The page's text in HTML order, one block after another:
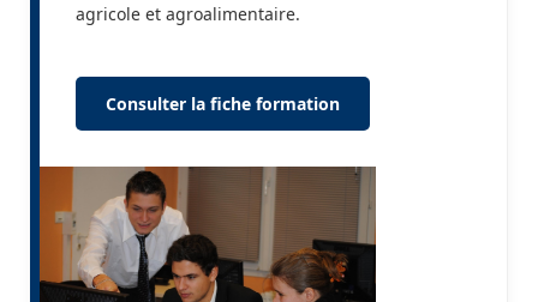
agricole et agroalimentaire.
Consulter la fiche formation